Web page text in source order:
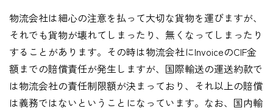
物流会社は細心の注意を払って大切な貨物を運びますが、
それでも貨物が壊れてしまったり、無くなってしまったり
することがあります。その時は物流会社にInvoiceのCIF金
額までの賠償責任が発生しますが、国際輸送の運送約款で
は物流会社の責任制限額が決まっており、それ以上の賠償
は義務ではないということになっています。なお、国内輸